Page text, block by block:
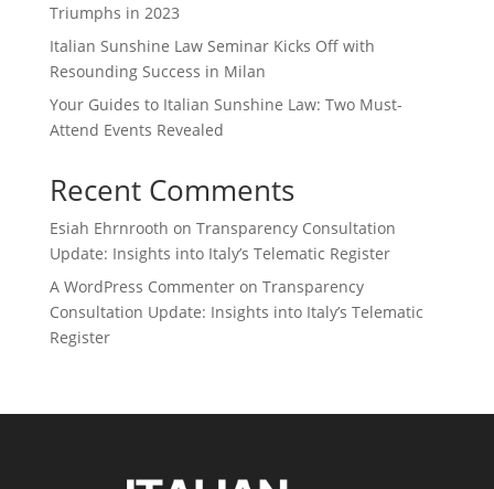
Triumphs in 2023
Italian Sunshine Law Seminar Kicks Off with
Resounding Success in Milan
Your Guides to Italian Sunshine Law: Two Must-
Attend Events Revealed
Recent Comments
Esiah Ehrnrooth on Transparency Consultation
Update: Insights into Italy’s Telematic Register
A WordPress Commenteron Transparency
Consultation Update: Insights into Italy’s Telematic
Register